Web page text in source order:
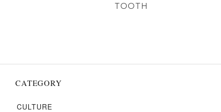
TOOTH
CATEGORY
CULTURE